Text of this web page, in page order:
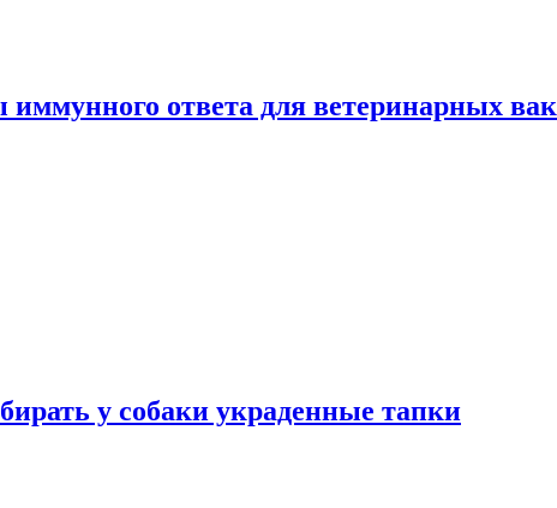
иммунного ответа для ветеринарных
у собаки украденные тапки